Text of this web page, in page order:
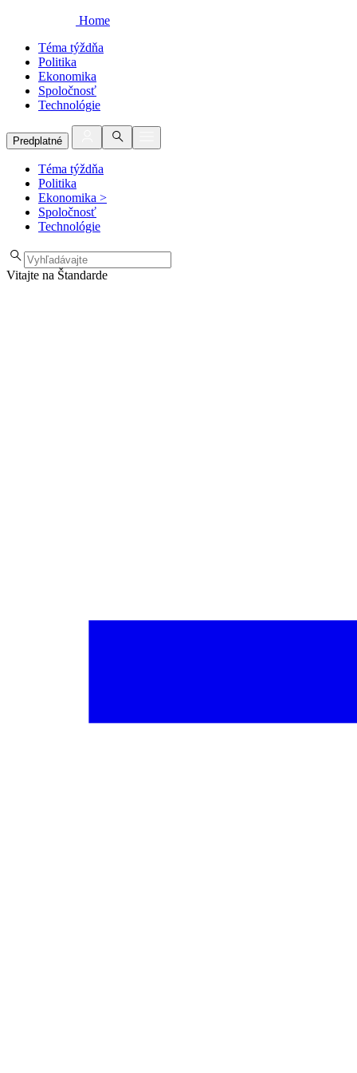
Home
Téma týždňa
Politika
Ekonomika
Spoločnosť
Technológie
Predplatné
Téma týždňa
Politika
Ekonomika >
Spoločnosť
Technológie
Vitajte na Štandarde